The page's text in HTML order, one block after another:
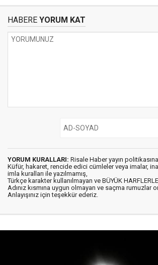
HABERE YORUM KAT
YORUM KURALLARI: Risale Haber yayın
Küfür, hakaret, rencide edici cümleler veya imalar,
imla kuralları ile yazılmamış,
Türkçe karakter kullanılmayan ve BÜYÜK
Adınız kısmına uygun olmayan ve saçma rumuzlar
Anlayışınız için teşekkür ederiz.